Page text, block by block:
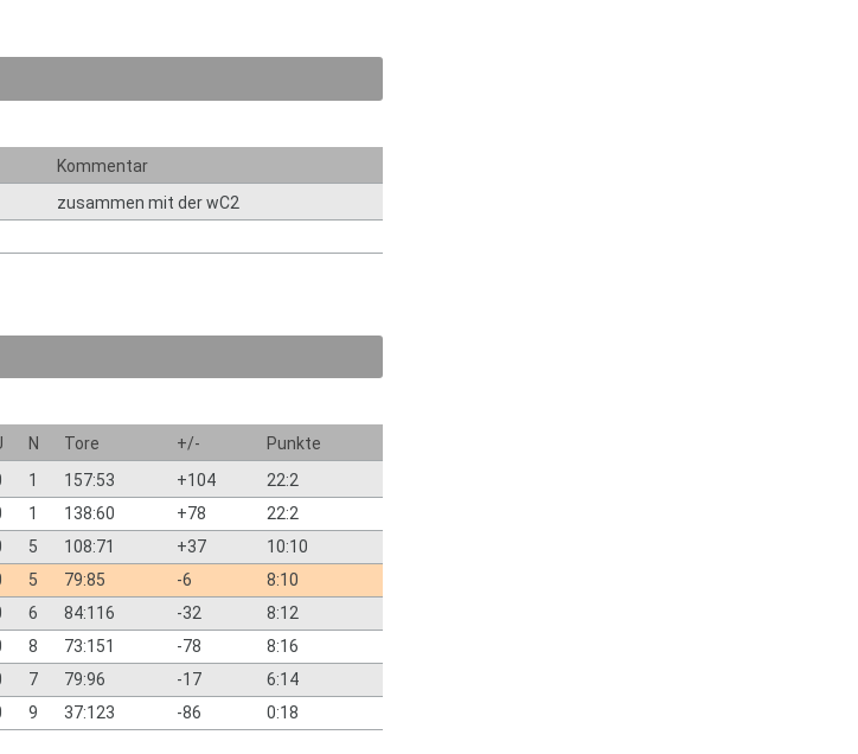
Kommentar
zusammen mit der wC2
N Tore +/-
Punkte
1 157:53 +104
22:2
1 138:60 +78
22:2
5 108:71 +37
10:10
5 79:85 -6
8:10
6 84:116 -32
8:12
8 73:151 -78
8:16
7 79:96 -17
6:14
9 37:123 -86 0:18